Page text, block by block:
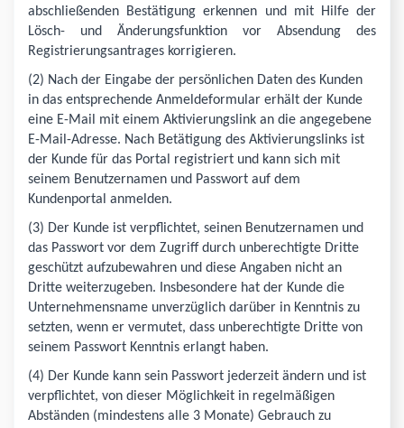
abschließenden Bestätigung erkennen und mit Hilfe der
Lösch- und Änderungsfunktion vor Absendung des
Registrierungsantrages korrigieren.
(2) Nach der Eingabe der persönlichen Daten des Kunden
in das entsprechende Anmeldeformular erhält der Kunde
eine E-Mail mit einem Aktivierungslink an die angegebene
E-Mail-Adresse. Nach Betätigung des Aktivierungslinks ist
der Kunde für das Portal registriert und kann sich mit
seinem Benutzernamen und Passwort auf dem
Kundenportal anmelden.
(3) Der Kunde ist verpflichtet, seinen Benutzernamen und
das Passwort vor dem Zugriff durch unberechtigte Dritte
geschützt aufzubewahren und diese Angaben nicht an
Dritte weiterzugeben. Insbesondere hat der Kunde die
Unternehmensname unverzüglich darüber in Kenntnis zu
setzten, wenn er vermutet, dass unberechtigte Dritte von
seinem Passwort Kenntnis erlangt haben.
(4) Der Kunde kann sein Passwort jederzeit ändern und ist
verpflichtet, von dieser Möglichkeit in regelmäßigen
Abständen (mindestens alle 3 Monate) Gebrauch zu